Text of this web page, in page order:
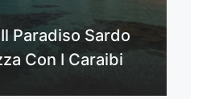
Paradiso Sardo
Con I Caraibi